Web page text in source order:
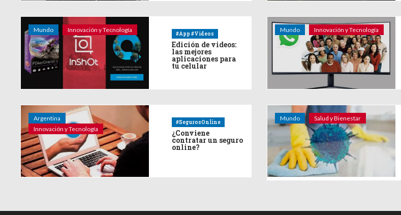
Mundo Innovación y Tecnología
#App #Videos
Edición de videos:
las mejores
aplicaciones para
tu celular
Mundo Innovación y Tecnología
Argentina
Innovación y Tecnología
#SegurosOnline
¿Conviene
contratar un seguro
online?
Mundo Salud y Bienestar